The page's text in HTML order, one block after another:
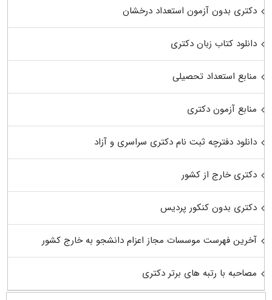
دکتری بدون آزمون استعداد درخشان
دانلود کتاب زبان دکتری
منابع استعداد تحصیلی
منابع آزمون دکتری
دانلود دفترچه ثبت نام دکتری سراسری و آزاد
دکتری خارج از کشور
دکتری بدون کنکور پردیس
آخرین فهرست موسسات مجاز اعزام دانشجو به خارج کشور
مصاحبه با رتبه های برتر دکتری